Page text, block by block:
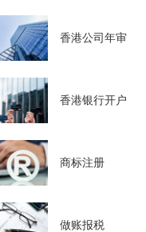
香港公司年审
香港银行开户
商标注册
做账报税